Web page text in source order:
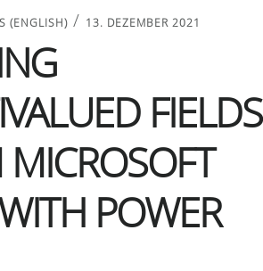
(ENGLISH) / 13. DEZEMBER 2021
FIELDS
POWER